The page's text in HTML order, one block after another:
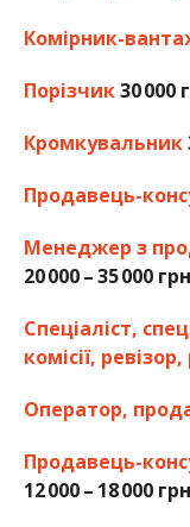
Комірник-
Порізчик30 000
Кромкувальник
Продавець-
Менеджер з
20 000 – 35 000 грн
Спеціаліст,
комісії,
Оператор,
Продавець-
12 000 – 18 000 грн